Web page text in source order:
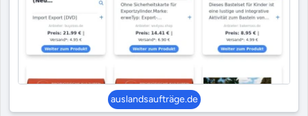
auslandsaufträge.de